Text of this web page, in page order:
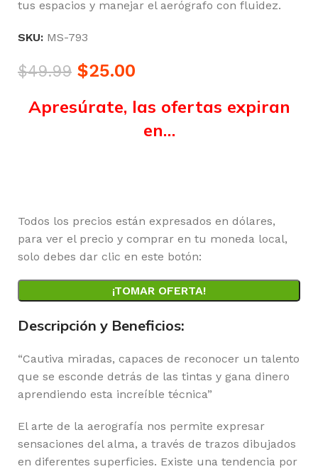
tus espacios y manejar el aerógrafo con fluidez.
SKU: MS-793
$49.99 $25.00
Apresúrate, las ofertas expiran
en…
Todos los precios están expresados en dólares,
para ver el precio y comprar en tu moneda local,
solo debes dar clic en este botón:
¡TOMAR OFERTA!
Descripción y Beneficios:
“Cautiva miradas, capaces de reconocer un talento
que se esconde detrás de las tintas y gana dinero
aprendiendo esta increíble técnica”
El arte de la aerografía nos permite expresar
sensaciones del alma, a través de trazos dibujados
en diferentes superficies. Existe una tendencia por